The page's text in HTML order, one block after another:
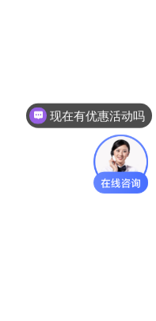
现在有优惠活动吗